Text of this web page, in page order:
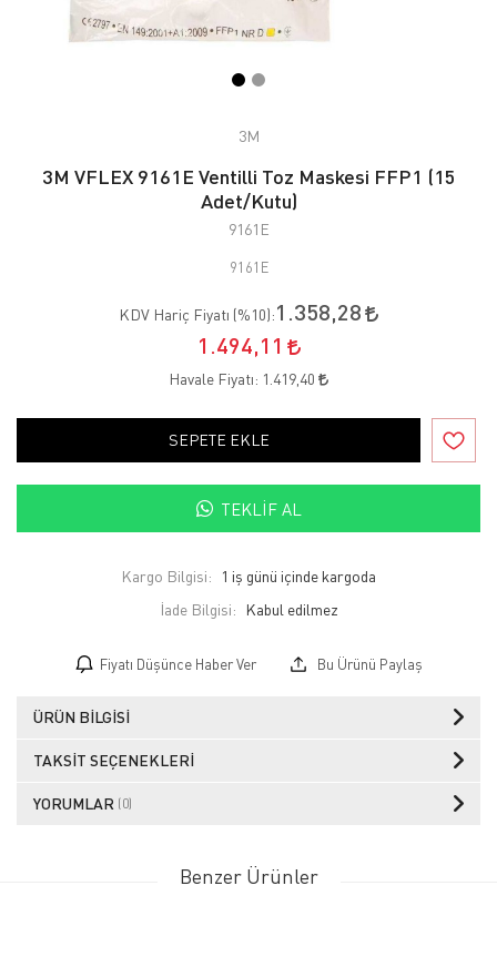
3M
3M VFLEX 9161E Ventilli Toz Maskesi FFP1 (15
Adet/Kutu)
9161E
9161E
KDV Hariç Fiyatı (%10):1.358,28
1.494,11
Havale Fiyatı: 1.419,40
SEPETE EKLE
TEKLIF AL
Kargo Bilgisi:
1 iş günü içinde kargoda
İade Bilgisi:
Fiyatı Düşünce Haber Ver Bu Ürünü Paylaş
ÜRÜN BILGISI
TAKSIT SEÇENEKLERI
YORUMLAR (0)
Benzer Ürünler